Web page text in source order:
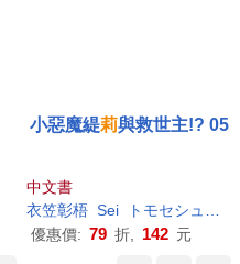
小惡魔緹莉與救世主!? 05
中文書
衣笠彰梧 Sei
トモセシュンサク
優惠價: 79 折, 142 元